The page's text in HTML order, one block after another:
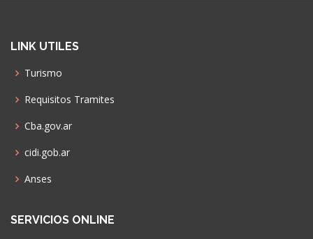
LINK UTILES
Turismo
Requisitos Tramites
Cba.gov.ar
cidi.gob.ar
Anses
SERVICIOS ONLINE